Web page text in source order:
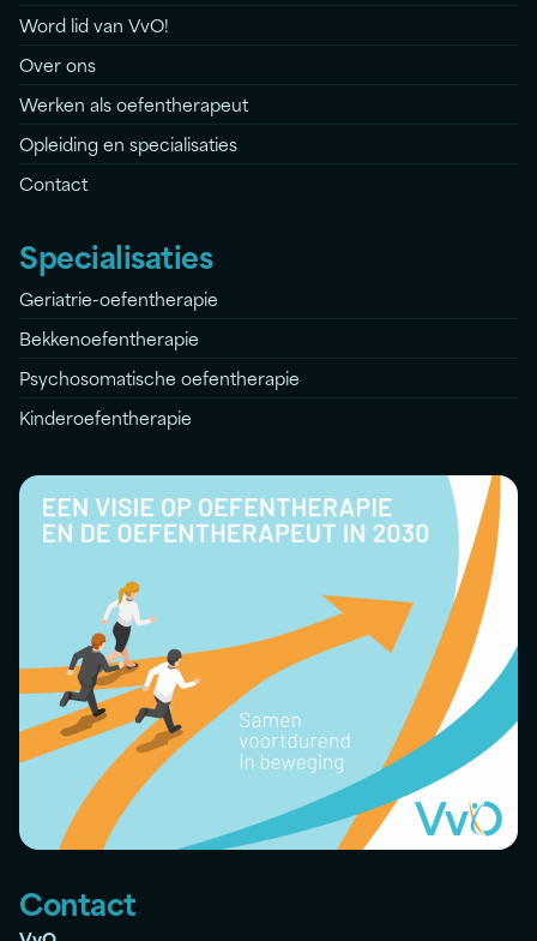
Word lid van VvO!
Over ons
Werken als oefentherapeut
Opleiding en specialisaties
Contact
Specialisaties
Geriatrie-oefentherapie
Bekkenoefentherapie
Psychosomatische oefentherapie
Kinderoefentherapie
Contact